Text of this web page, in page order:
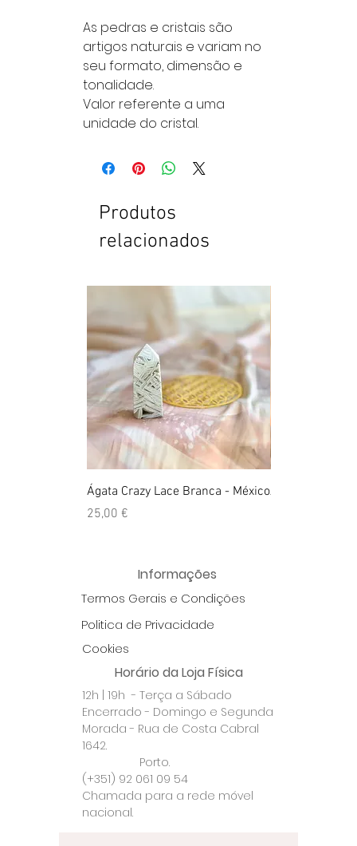
As pedras e cristais são
artigos naturais e variam no
seu formato, dimensão e
tonalidade.
Valor referente a uma
unidade do cristal.
Produtos
relacionados
Ágata Crazy Lace Branca - México
Preço
25,00 €
Anel Golden
Informações
Termos Gerais e Condições
Politica de Privacidade
Cookies
Horário da Loja Física
12h | 19h - Terça a Sábado
Encerrado - Domingo e Segunda
Morada - Rua de Costa Cabral
1642.
Porto.
(+351) 92 061 09 54
Chamada para a rede móvel
nacional.